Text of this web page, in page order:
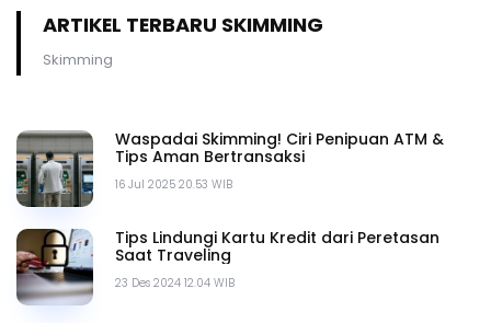
ARTIKEL TERBARU SKIMMING
Skimming
16 Jul 2025 20.53 WIB
Waspadai Skimming! Ciri Penipuan ATM &
Tips Aman Bertransaksi
23 Des 2024 12.04 WIB
Tips Lindungi Kartu Kredit dari Peretasan
Saat Traveling